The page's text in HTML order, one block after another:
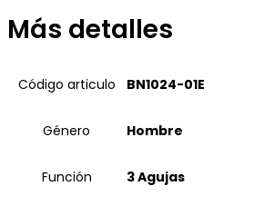
Más detalles
Código articulo BN1024-01E
Género Hombre
Función 3 Agujas